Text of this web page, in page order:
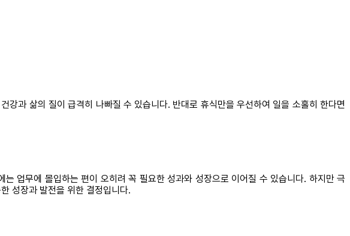
과 삶의 질이 급격히 나빠질 수 있습니다. 반대로 휴식만을 우선하여 일을 소홀히 한다면
업무에 몰입하는 편이 오히려 꼭 필요한 성과와 성장으로 이어질 수 있습니다. 하지만 극
성장과 발전을 위한 결정입니다.